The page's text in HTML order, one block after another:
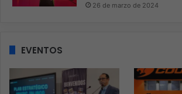
26 de marzo de 2024
EVENTOS